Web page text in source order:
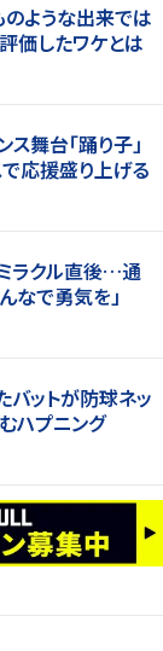
のような出来では
価したワケとは
舞台「踊り子」
応援盛り上げる
ラクル直後…通
なで勇気を」
バットが防球ネッ
ハプニング